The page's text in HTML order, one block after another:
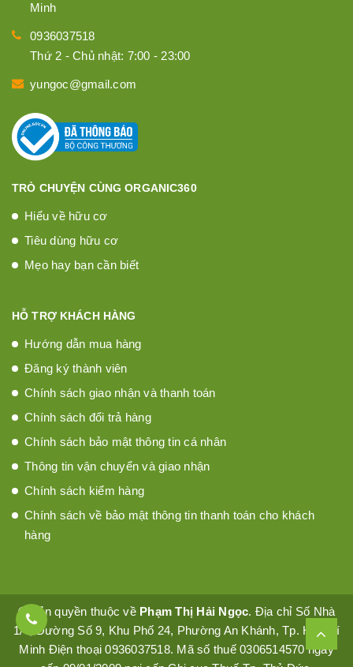
Minh
0936037518
Thứ 2 - Chủ nhật: 7:00 - 23:00
yungoc@gmail.com
TRÒ CHUYỆN CÙNG ORGANIC360
Hiểu về hữu cơ
Tiêu dùng hữu cơ
Mẹo hay bạn cần biết
HỖ TRỢ KHÁCH HÀNG
Hướng dẫn mua hàng
Đăng ký thành viên
Chính sách giao nhận và thanh toán
Chính sách đổi trả hàng
Chính sách bảo mật thông tin cá nhân
Thông tin vận chuyển và giao nhận
Chính sách kiểm hàng
Chính sách về bảo mật thông tin thanh toán cho khách
hàng
© Bản quyền thuộc về Phạm Thị Hải Ngọc. Địa chỉ Số Nhà
1/4, Đường Số 9, Khu Phố 24, Phường An Khánh, Tp. Hồ Chí
Minh Điện thoại 0936037518. Mã số thuế 0306514570 ngày